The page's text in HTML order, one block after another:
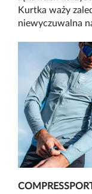
Kurtka waży
niewyczuwalna